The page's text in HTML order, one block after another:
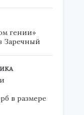
гении»
Заречный
в размере